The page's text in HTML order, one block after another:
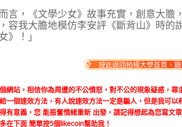
言，《文學少女》故事充實，創意大膽
容我大膽地模仿李安評《斷背山》時的
》！」
按此返回柏楊大學首頁，
網站，相信你為周遭的不公憤怒，對不公的現象疑惑，尋
一個速效方法，有人說速效方法一定是騙人，但是我可以
有意義，您 能振奮情緒重新 出發，請記得想起為您寫文
在下面 簡單按5個likecoin幫助我！